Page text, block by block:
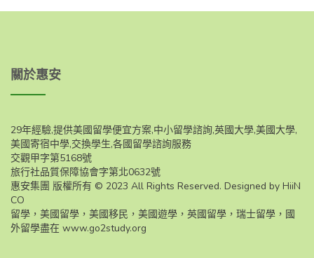
關於惠安
29年經驗,提供美國留學便宜方案,中小留學諮詢,英國大學,美國大學,
美國寄宿中學,交換學生,各國留學諮詢服務
交觀甲字第5168號
旅行社品質保障協會字第北0632號
惠安集團 版權所有 © 2023 All Rights Reserved. Designed by HiiN
CO
留學，美國留學，美國移民，美國遊學，英國留學，瑞士留學，國
外留學盡在 www.go2study.org